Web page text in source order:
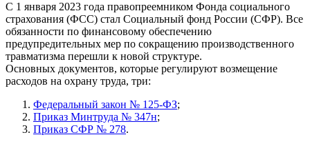
С 1 января 2023 года правопреемником Фонда социального
страхования (ФСС) стал Социальный фонд России (СФР). Все
обязанности по финансовому обеспечению
предупредительных мер по сокращению производственного
травматизма перешли к новой структуре.
Основных документов, которые регулируют возмещение
расходов на охрану труда, три:
Федеральный закон № 125-ФЗ;
Приказ Минтруда № 347н;
Приказ СФР № 278.